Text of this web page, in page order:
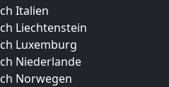
Italien
Liechtenstein
Luxemburg
Niederlande
Norwegen